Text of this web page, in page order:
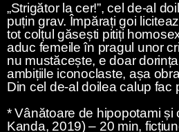
„Strigător la cer!”, cel de-al
puțin grav. Împărați goi
tot colțul găsești pitiți
aduc femeile în pragul unor
nu mustăcește, e doar
ambițiile iconoclaste, așa
Din cel de-al doilea calup fac
* Vânătoare de hipopotami și
Kanda, 2019) – 20 min,